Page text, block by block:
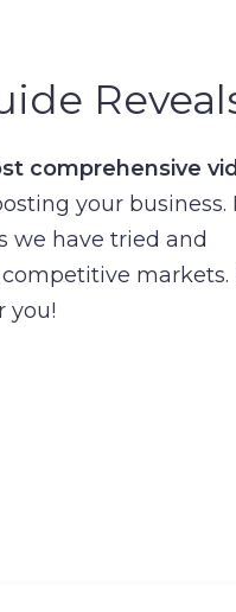
comprehensive
your business.
we have tried and
markets.
you!